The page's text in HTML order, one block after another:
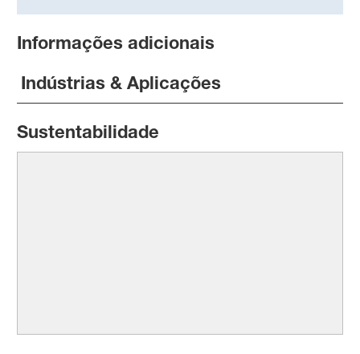
Informações adicionais
Indústrias & Aplicações
Sustentabilidade